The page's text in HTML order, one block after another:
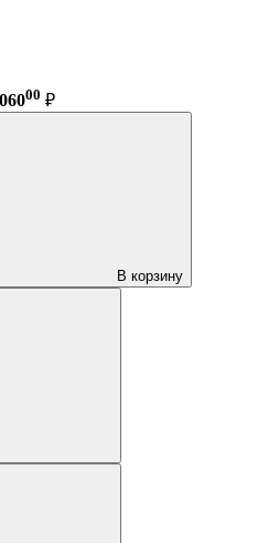
00 ₽
В корзину